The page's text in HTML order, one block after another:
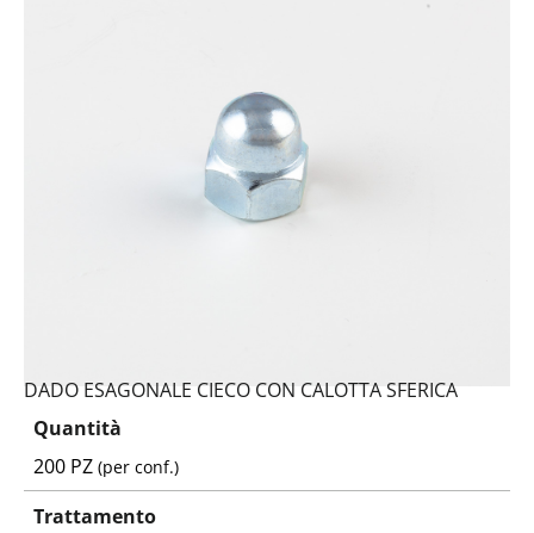
DADO ESAGONALE CIECO CON CALOTTA SFERICA
Quantità
200 PZ(per conf.)
Trattamento